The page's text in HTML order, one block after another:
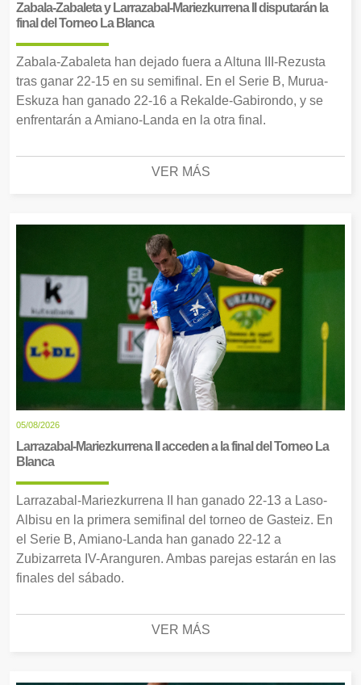
Zabala-Zabaleta y Larrazabal-Mariezkurrena II disputarán la
final del Torneo La Blanca
Zabala-Zabaleta han dejado fuera a Altuna III-Rezusta
tras ganar 22-15 en su semifinal. En el Serie B, Murua-
Eskuza han ganado 22-16 a Rekalde-Gabirondo, y se
enfrentarán a Amiano-Landa en la otra final.
VER MÁS
05/08/2026
Larrazabal-Mariezkurrena II acceden a la final del Torneo La
Blanca
Larrazabal-Mariezkurrena II han ganado 22-13 a Laso-
Albisu en la primera semifinal del torneo de Gasteiz. En
el Serie B, Amiano-Landa han ganado 22-12 a
Zubizarreta IV-Aranguren. Ambas parejas estarán en las
finales del sábado.
VER MÁS